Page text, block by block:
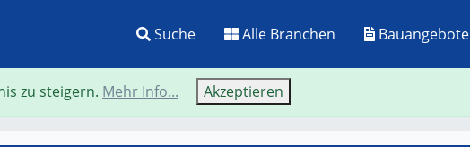
Suche Alle Branchen Bauangebote
zu steigern. Mehr Info... Akzeptieren